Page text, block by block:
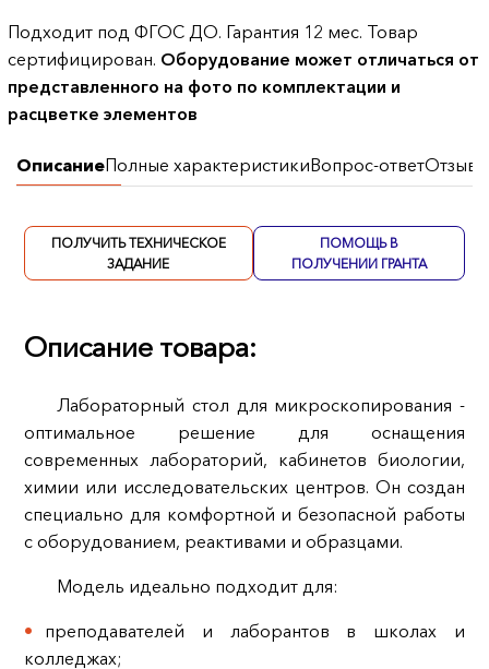
Подходит под ФГОС ДО. Гарантия 12 мес. Товар
сертифицирован. Оборудование может отличаться от
представленного на фото по комплектации и
расцветке элементов
ОписаниеПолные характеристикиВопрос-ответОтзывы
ПОЛУЧИТЬ ТЕХНИЧЕСКОЕ
ЗАДАНИЕ
ПОМОЩЬ В
ПОЛУЧЕНИИ ГРАНТА
Описание товара:
Лабораторный стол для микроскопирования -
оптимальное решение для оснащения
современных лабораторий, кабинетов биологии,
химии или исследовательских центров. Он создан
специально для комфортной и безопасной работы
с оборудованием, реактивами и образцами.
Модель идеально подходит для:
преподавателей и лаборантов в школах и
колледжах;